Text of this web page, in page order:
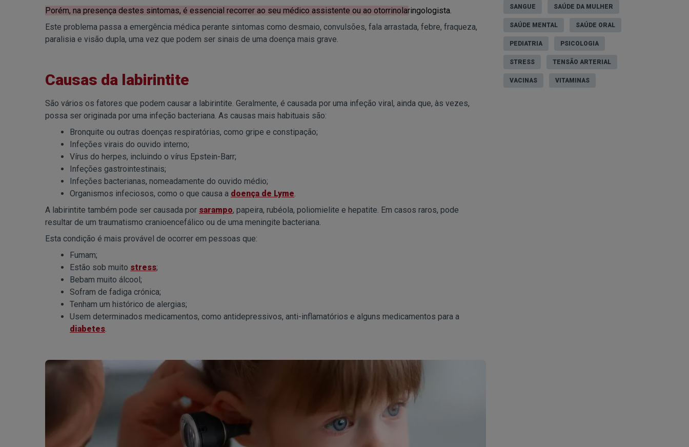
Porém, na presença destes sintomas, é essencial recorrer ao seu médico assistente ou ao otorrinolaringologista.
Este problema passa a emergência médica perante sintomas como desmaio, convulsões, fala arrastada, febre, fraqueza,
paralisia e visão dupla, uma vez que podem ser sinais de uma doença mais grave.
Causas da labirintite
São vários os fatores que podem causar a labirintite. Geralmente, é causada por uma infeção viral, ainda que, às vezes,
possa ser originada por uma infeção bacteriana. As causas mais habituais são:
Bronquite ou outras doenças respiratórias, como gripe e constipação;
Infeções virais do ouvido interno;
Vírus do herpes, incluindo o vírus Epstein-Barr;
Infeções gastrointestinais;
Infeções bacterianas, nomeadamente do ouvido médio;
Organismos infeciosos, como o que causa a doença de Lyme.
A labirintite também pode ser causada por sarampo, papeira, rubéola, poliomielite e hepatite. Em casos raros, pode
resultar de um traumatismo cranioencefálico ou de uma meningite bacteriana.
Esta condição é mais provável de ocorrer em pessoas que:
Fumam;
Estão sob muito stress;
Bebam muito álcool;
Sofram de fadiga crónica;
Tenham um histórico de alergias;
Usem determinados medicamentos, como antidepressivos, anti-inflamatórios e alguns medicamentos para a
diabetes.
SANGUE SAÚDE DA MULHER
SAÚDE MENTAL SAÚDE ORAL
PEDIATRIA PSICOLOGIA
STRESS TENSÃO ARTERIAL
VACINAS VITAMINAS